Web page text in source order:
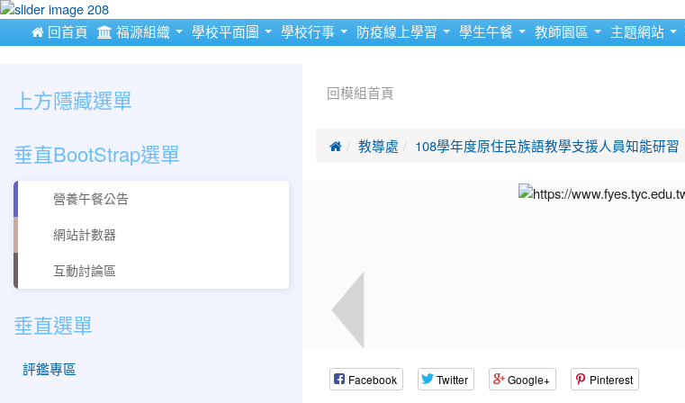
 回首頁 福源組織 學校平面圖 學校行事 防疫線上學習 學生午餐 教師園區 主題網站
回模組首頁
 教導處 108學年度原住民族語教學支援人員知能研習
Facebook Twitter Google+ Pinterest
上方隱藏選單
垂直BootStrap選單
營養午餐公告
網站計數器
互動討論區
垂直選單
評鑑專區